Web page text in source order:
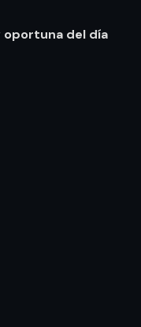
oportuna del día